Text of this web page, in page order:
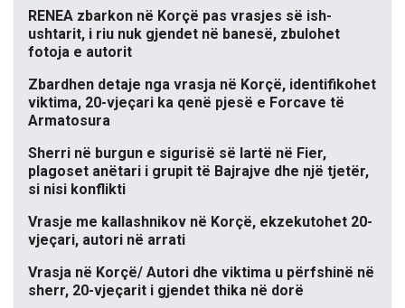
RENEA zbarkon në Korçë pas vrasjes së ish-
ushtarit, i riu nuk gjendet në banesë, zbulohet
fotoja e autorit
Zbardhen detaje nga vrasja në Korçë, identifikohet
viktima, 20-vjeçari ka qenë pjesë e Forcave të
Armatosura
Sherri në burgun e sigurisë së lartë në Fier,
plagoset anëtari i grupit të Bajrajve dhe një tjetër,
si nisi konflikti
Vrasje me kallashnikov në Korçë, ekzekutohet 20-
vjeçari, autori në arrati
Vrasja në Korçë/ Autori dhe viktima u përfshinë në
sherr, 20-vjeçarit i gjendet thika në dorë